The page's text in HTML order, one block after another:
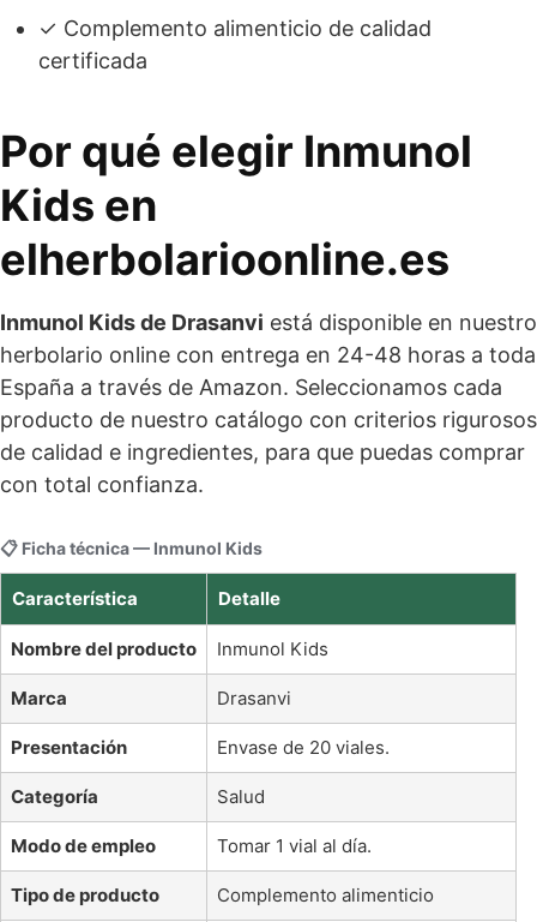
✓ Complemento alimenticio de calidad
certificada
Por qué elegir Inmunol
Kids en
elherbolarioonline.es
Inmunol Kids de Drasanvi está disponible en nuestro
herbolario online con entrega en 24-48 horas a toda
España a través de Amazon. Seleccionamos cada
producto de nuestro catálogo con criterios rigurosos
de calidad e ingredientes, para que puedas comprar
con total confianza.
📋 Ficha técnica — Inmunol Kids
Característica Detalle
Nombre del producto Inmunol Kids
Marca Drasanvi
Presentación Envase de 20 viales.
Categoría Salud
Modo de empleo Tomar 1 vial al día.
Tipo de producto Complemento alimenticio